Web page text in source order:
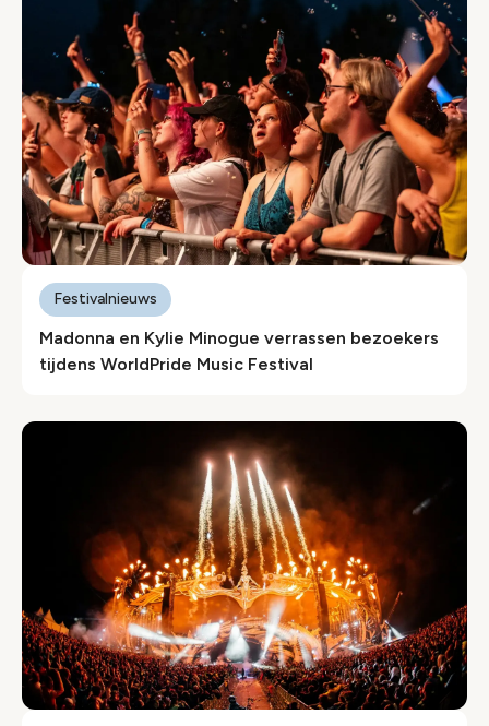
Madonna en Kylie Minogue verrassen bezoekers
tijdens WorldPride Music Festival
Festivalnieuws